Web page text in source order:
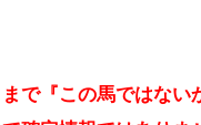
で『この馬ではない